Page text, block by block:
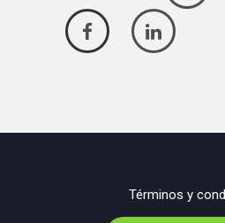
Términos y